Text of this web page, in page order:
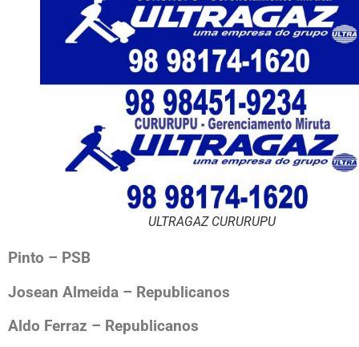
ULTRAGAZ CURURUPU
Pinto – PSB
Josean Almeida – Republicanos
Aldo Ferraz – Republicanos